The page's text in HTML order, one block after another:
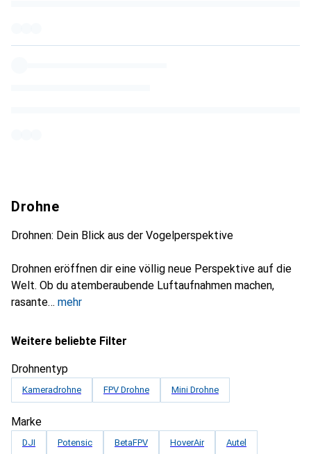
Drohne
Drohnen: Dein Blick aus der Vogelperspektive
Drohnen eröffnen dir eine völlig neue Perspektive auf die
Welt. Ob du atemberaubende Luftaufnahmen machen,
rasante
mehr
Weitere beliebte Filter
Drohnentyp
Kameradrohne FPV Drohne Mini Drohne
Marke
DJI Potensic BetaFPV HoverAir Autel